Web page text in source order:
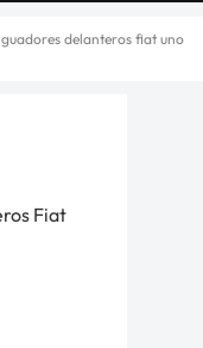
delanteros fiat uno
Fiat